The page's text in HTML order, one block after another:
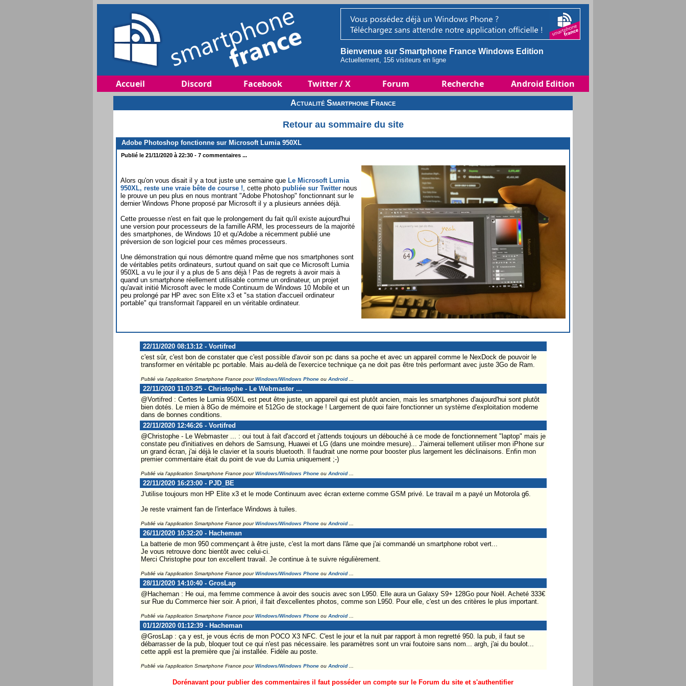
Bienvenue sur Smartphone France Windows Edition
Actuellement, 156 visiteurs en ligne
Accueil Discord Facebook Twitter / X Forum Recherche Android Edition
Actualité Smartphone France
Retour au sommaire du site
Adobe Photoshop fonctionne sur Microsoft Lumia 950XL
Publié le 21/11/2020 à 22:30 - 7 commentaires ...
Alors qu'on vous disait il y a tout juste une semaine que Le Microsoft Lumia
950XL, reste une vraie bête de course ! , cette photo publiée sur Twitter nous
le prouve un peu plus en nous montrant "Adobe Photoshop" fonctionnant sur le
dernier Windows Phone proposé par Microsoft il y a plusieurs années déjà.
Cette prouesse n'est en fait que le prolongement du fait qu'il existe aujourd'hui
une version pour processeurs de la famille ARM, les processeurs de la majorité
des smartphones, de Windows 10 et qu'Adobe a récemment publié une
préversion de son logiciel pour ces mêmes processeurs.
Une démonstration qui nous démontre quand même que nos smartphones sont
de véritables petits ordinateurs, surtout quand on sait que ce Microsoft Lumia
950XL a vu le jour il y a plus de 5 ans déjà ! Pas de regrets à avoir mais à
quand un smartphone réellement utilisable comme un ordinateur, un projet
qu'avait initié Microsoft avec le mode Continuum de Windows 10 Mobile et un
peu prolongé par HP avec son Elite x3 et "sa station d'accueil ordinateur
portable" qui transformait l'appareil en un véritable ordinateur.
22/11/2020 08:13:12 - Vortifred
c'est sûr, c'est bon de constater que c'est possible d'avoir son pc dans sa poche et avec un appareil comme le NexDock de pouvoir le
transformer en véritable pc portable. Mais au-delà de l'exercice technique ça ne doit pas être très performant avec juste 3Go de Ram.
Publié via l'application Smartphone France pourWindows/Windows Phoneou Android...
22/11/2020 11:03:25 - Christophe - Le Webmaster ...
@Vortifred : Certes le Lumia 950XL est peut être juste, un appareil qui est plutôt ancien, mais les smartphones d'aujourd'hui sont plutôt
bien dotés. Le mien à 8Go de mémoire et 512Go de stockage ! Largement de quoi faire fonctionner un système d'exploitation moderne
dans de bonnes conditions.
22/11/2020 12:46:26 - Vortifred
@Christophe - Le Webmaster ... : oui tout à fait d'accord et j'attends toujours un débouché à ce mode de fonctionnement "laptop" mais je
constate peu d'initiatives en dehors de Samsung, Huawei et LG (dans une moindre mesure)... J'aimerai tellement utiliser mon iPhone sur
un grand écran, j'ai déjà le clavier et la souris bluetooth. Il faudrait une norme pour booster plus largement les déclinaisons. Enfin mon
premier commentaire était du point de vue du Lumia uniquement ;-)
Publié via l'application Smartphone France pourWindows/Windows Phoneou Android...
22/11/2020 16:23:00 - PJD_BE
J'utilise toujours mon HP Elite x3 et le mode Continuum avec écran externe comme GSM privé. Le travail m a payé un Motorola g6.
Je reste vraiment fan de l'interface Windows à tuiles.
Publié via l'application Smartphone France pourWindows/Windows Phoneou Android...
26/11/2020 10:32:20 - Hacheman
La batterie de mon 950 commençant à être juste, c'est la mort dans l'âme que j'ai commandé un smartphone robot vert...
Je vous retrouve donc bientôt avec celui-ci.
Merci Christophe pour ton excellent travail. Je continue à te suivre régulièrement.
Publié via l'application Smartphone France pourWindows/Windows Phoneou Android...
28/11/2020 14:10:40 - GrosLap
@Hacheman : He oui, ma femme commence à avoir des soucis avec son L950. Elle aura un Galaxy S9+ 128Go pour Noël. Acheté 333€
sur Rue du Commerce hier soir. A priori, il fait d'excellentes photos, comme son L950. Pour elle, c'est un des critères le plus important.
Publié via l'application Smartphone France pourWindows/Windows Phoneou Android...
01/12/2020 01:12:39 - Hacheman
@GrosLap : ça y est, je vous écris de mon POCO X3 NFC. C'est le jour et la nuit par rapport à mon regretté 950. la pub, il faut se
débarrasser de la pub, bloquer tout ce qui n'est pas nécessaire. les paramètres sont un vrai foutoire sans nom... argh, j'ai du boulot...
cette appli est la première que j'ai installée. Fidèle au poste.
Publié via l'application Smartphone France pourWindows/Windows Phoneou Android...
Dorénavant pour publier des commentaires il faut posséder un compte sur le Forum du site et s'authentifier